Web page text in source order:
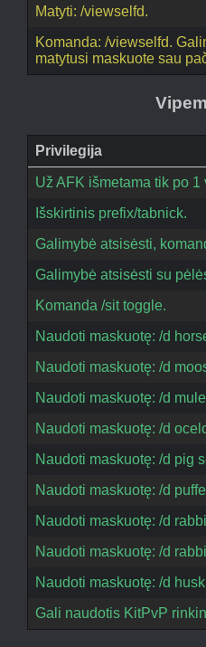
Matyti: /viewselfd.
Komanda: /viewselfd.
matytusi maskuote sau
Privilegija
Už AFK išmetama tik po 1
Išskirtinis prefix/tabnick.
Galimybė atsisėsti,
Galimybė atsisėsti su
Komanda /sit toggle.
Naudoti maskuotę: /d
Naudoti maskuotę: /d
Naudoti maskuotę: /d
Naudoti maskuotę: /d
Naudoti maskuotę: /d pig
Naudoti maskuotę: /d
Naudoti maskuotę: /d
Naudoti maskuotę: /d
Naudoti maskuotę: /d
Gali naudotis KitPvP